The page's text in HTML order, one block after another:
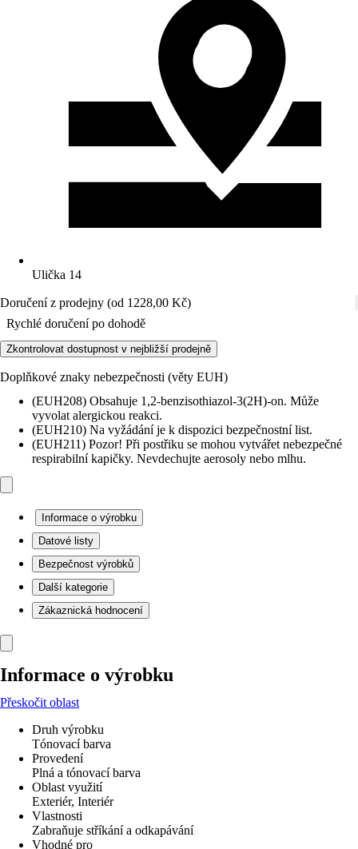
Ulička 14
Doručení z prodejny (od 1228,00 Kč)
Rychlé doručení po dohodě
Zkontrolovat dostupnost v nejbližší prodejně
Doplňkové znaky nebezpečnosti (věty EUH)
(EUH208) Obsahuje 1,2-benzisothiazol-3(2H)-on. Může
vyvolat alergickou reakci.
(EUH210) Na vyžádání je k dispozici bezpečnostní list.
(EUH211) Pozor! Při postřiku se mohou vytvářet nebezpečné
respirabilní kapičky. Nevdechujte aerosoly nebo mlhu.
Informace o výrobku
Datové listy
Bezpečnost výrobků
Další kategorie
Zákaznická hodnocení
Informace o výrobku
Přeskočit oblast
Druh výrobku
Tónovací barva
Provedení
Plná a tónovací barva
Oblast využití
Exteriér, Interiér
Vlastnosti
Zabraňuje stříkání a odkapávání
Vhodné pro